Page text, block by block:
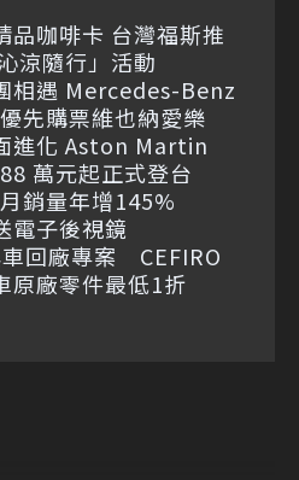
品咖啡卡 台灣福斯推
涼隨行」活動
相遇 Mercedes-Benz
先購票維也納愛樂
進化 Aston Martin
萬元起正式登台
銷量年增145%
電子後視鏡
車回廠專案 CEFIRO
原廠零件最低1折